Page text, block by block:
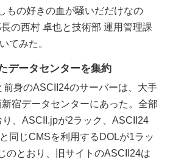
の好きの血が騒いだだけなの
の西村 卓也と技術部 運用管理課
てみた。
データセンターを集約
身のASCII24のサーバーは、大手
宿データセンターにあった。全部
、ASCII.jpが2ラック、ASCII24
同じCMSを利用するDOLが1ラッ
のとおり、旧サイトのASCII24は